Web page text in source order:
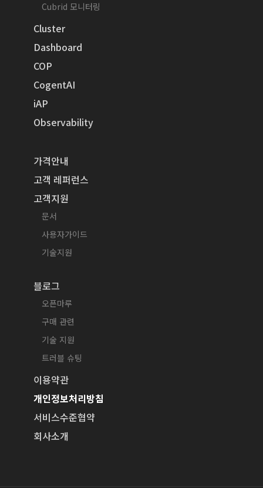
Cubrid 모니터링
Cluster
Dashboard
COP
CogentAI
iAP
Observability
가격안내
고객 레퍼런스
고객지원
문서
사용자가이드
기술지원
블로그
오픈마루
구매 관련
기술 지원
트러블 슈팅
이용약관
개인정보처리방침
서비스수준협약
회사소개